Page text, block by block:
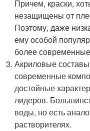
Причем, краски,
незащищены от
Поэтому, даже
ему особой
более
Акриловые
современные
достойные
лидеров.
воды, но есть
растворителях.